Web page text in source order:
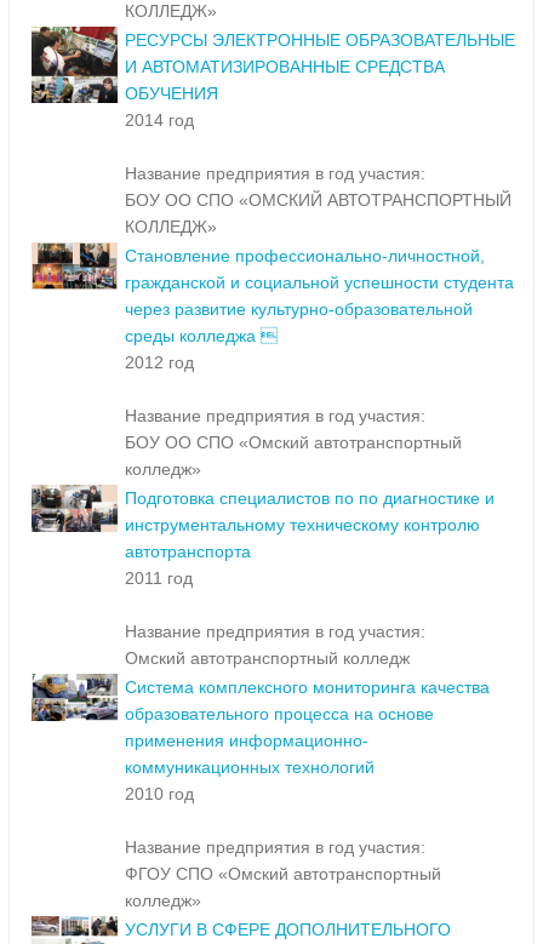
КОЛЛЕДЖ»
РЕСУРСЫ ЭЛЕКТРОННЫЕ ОБРАЗОВАТЕЛЬНЫЕ
И АВТОМАТИЗИРОВАННЫЕ СРЕДСТВА
ОБУЧЕНИЯ
2014 год
Название предприятия в год участия:
БОУ ОО СПО «ОМСКИЙ АВТОТРАНСПОРТНЫЙ
КОЛЛЕДЖ»
Становление профессионально-личностной,
гражданской и социальной успешности студента
через развитие культурно-образовательной
среды колледжа 
2012 год
Название предприятия в год участия:
БОУ ОО СПО «Омский автотранспортный
колледж»
Подготовка специалистов по по диагностике и
инструментальному техническому контролю
автотранспорта
2011 год
Название предприятия в год участия:
Омский автотранспортный колледж
Система комплексного мониторинга качества
образовательного процесса на основе
применения информационно-
коммуникационных технологий
2010 год
Название предприятия в год участия:
ФГОУ СПО «Омский автотранспортный
колледж»
УСЛУГИ В СФЕРЕ ДОПОЛНИТЕЛЬНОГО